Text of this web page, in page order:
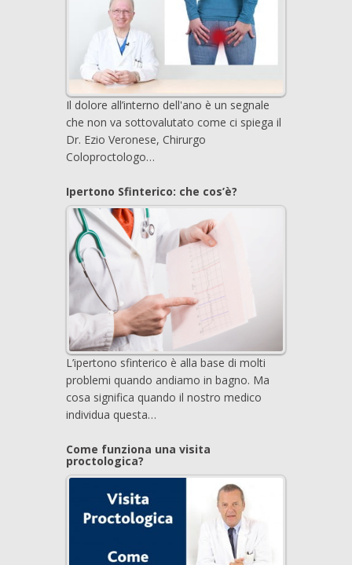
Il dolore all’interno dell'ano è un segnale
che non va sottovalutato come ci spiega il
Dr. Ezio Veronese, Chirurgo
Coloproctologo…
Ipertono Sfinterico: che cos’è?
L’ipertono sfinterico è alla base di molti
problemi quando andiamo in bagno. Ma
cosa significa quando il nostro medico
individua questa…
Come funziona una visita
proctologica?